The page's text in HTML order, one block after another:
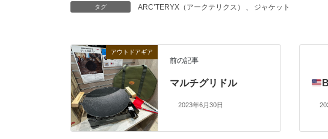
タグ ARC’TERYX（アークテリクス） 、 ジャケット
アウトドアギア
前の記事
マルチグリドル
2023年6月30日